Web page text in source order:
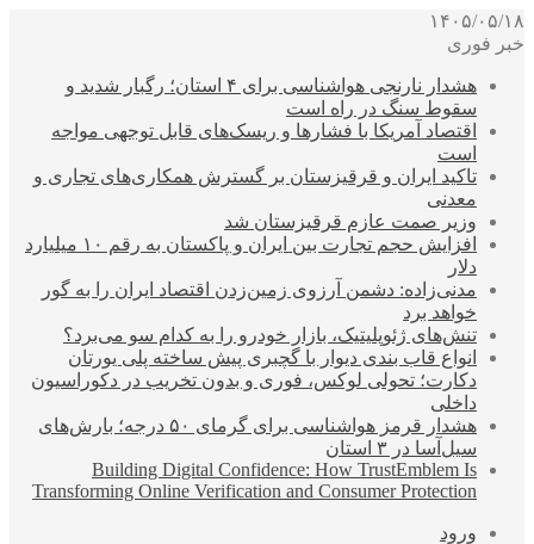
۱۴۰۵/۰۵/۱۸
خبر فوری
هشدار نارنجی هواشناسی برای ۴ استان؛ رگبار شدید و
سقوط سنگ در راه است
اقتصاد آمریکا با فشارها و ریسک‌های قابل توجهی مواجه
است
تاکید ایران و قرقیزستان بر گسترش همکاری‌های تجاری و
معدنی
وزیر صمت عازم قرقیزستان شد
افزایش حجم تجارت بین ایران و پاکستان به رقم ۱۰ میلیارد
دلار
مدنی‌زاده: دشمن آرزوی زمین‌زدن اقتصاد ایران را به گور
خواهد برد
تنش‌های ژئوپلیتیک، بازار خودرو را به کدام سو می‌برد؟
انواع قاب بندی دیوار با گچبری پیش ساخته پلی یورتان
دکارت؛ تحولی لوکس، فوری و بدون تخریب در دکوراسیون
داخلی
هشدار قرمز هواشناسی برای گرمای ۵۰ درجه؛ بارش‌های
سیل‌آسا در ۳ استان
Building Digital Confidence: How TrustEmblem Is
Transforming Online Verification and Consumer Protection
ورود